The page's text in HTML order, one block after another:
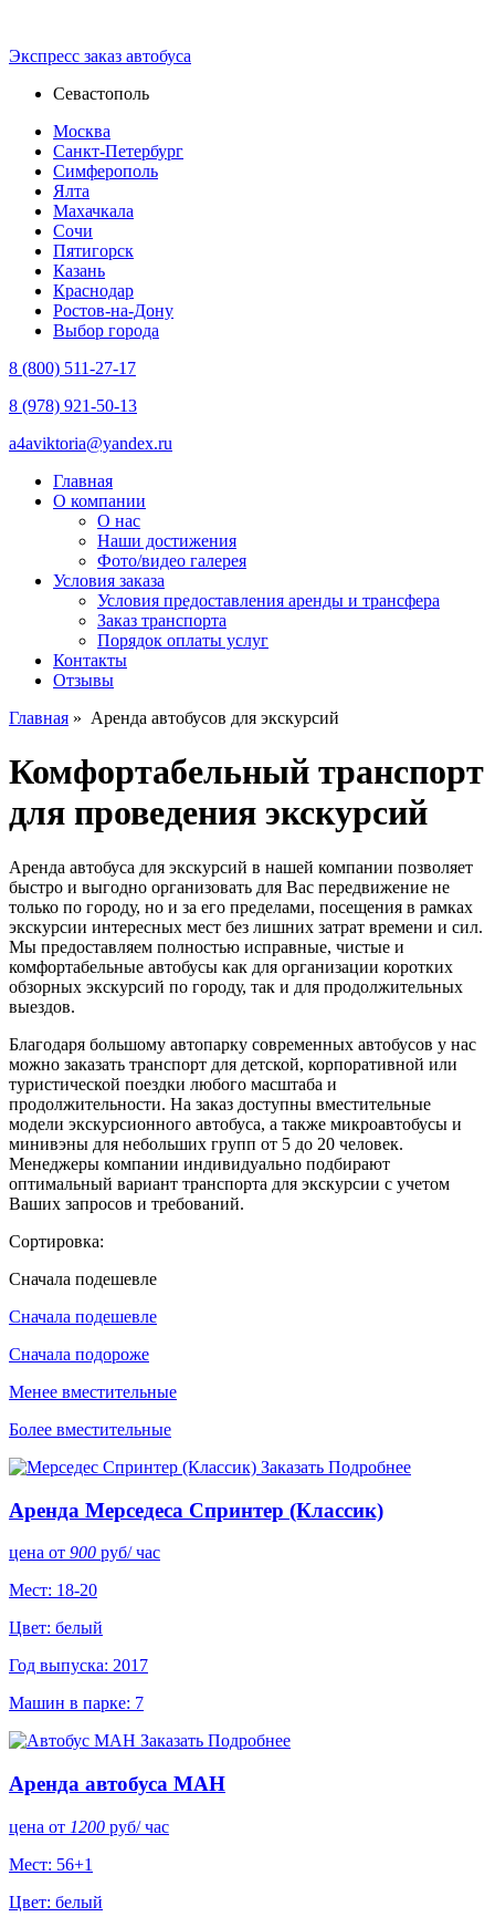
Экспресс зaказ автобуса
Севастополь
Москва
Санкт-Петербург
Симферополь
Ялта
Махачкала
Сочи
Пятигорск
Казань
Краснодар
Ростов-на-Дону
Выбор города
8 (800) 511-27-17
8 (978) 921-50-13
a4aviktoria@yandex.ru
Главная
О компании
О нас
Наши достижения
Фото/видео галерея
Условия заказа
Условия предоставления аренды и трансфера
Заказ транспорта
Порядок оплаты услуг
Контакты
Отзывы
Главная » Аренда автобусов для экскурсий
Комфортабельный транспорт
для проведения экскурсий
Аренда автобуса для экскурсий в нашей компании позволяет
быстро и выгодно организовать для Вас передвижение не
только по городу, но и за его пределами, посещения в рамках
экскурсии интересных мест без лишних затрат времени и сил.
Мы предоставляем полностью исправные, чистые и
комфортабельные автобусы как для организации коротких
обзорных экскурсий по городу, так и для продолжительных
выездов.
Благодаря большому автопарку современных автобусов у нас
можно заказать транспорт для детской, корпоративной или
туристической поездки любого масштаба и
продолжительности. На заказ доступны вместительные
модели экскурсионного автобуса, а также микроавтобусы и
минивэны для небольших групп от 5 до 20 человек.
Менеджеры компании индивидуально подбирают
оптимальный вариант транспорта для экскурсии с учетом
Ваших запросов и требований.
Сортировка:
Cначала подешевле
Cначала подешевле
Cначала подороже
Менее вместительные
Более вместительные
Заказать Подробнее
Аренда Мерседеса Спринтер (Классик)
цена от 900 руб/ час
Мест: 18-20
Цвет: белый
Год выпуска: 2017
Машин в парке: 7
Заказать Подробнее
Аренда автобуса МАН
цена от 1200 руб/ час
Мест: 56+1
Цвет: белый